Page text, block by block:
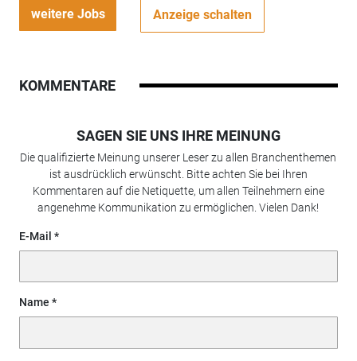
weitere Jobs Anzeige schalten
KOMMENTARE
SAGEN SIE UNS IHRE MEINUNG
Die qualifizierte Meinung unserer Leser zu allen Branchenthemen
ist ausdrücklich erwünscht. Bitte achten Sie bei Ihren
Kommentaren auf die Netiquette, um allen Teilnehmern eine
angenehme Kommunikation zu ermöglichen. Vielen Dank!
E-Mail
Name